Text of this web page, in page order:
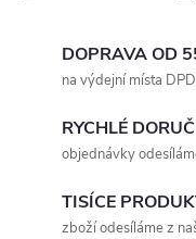
DOPRAVA OD
na výdejní místa DPD
RYCHLÉ
objednávky
TISÍCE
zboží odesíláme z